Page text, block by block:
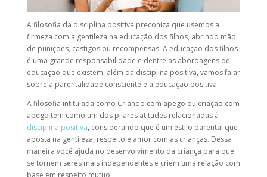
A filosofia da disciplina positiva preconiza que usemos a
firmeza com a gentileza na educação dos filhos, abrindo mão
de punições, castigos ou recompensas. A educação dos filhos
é uma grande responsabilidade e dentre as abordagens de
educação que existem, além da disciplina positiva, vamos falar
sobre a parentalidade consciente e a educação positiva.
A filosofia intitulada como Criando com apego ou criação com
apego tem como um dos pilares atitudes relacionadas à
disciplina positiva, considerando que é um estilo parental que
aposta na gentileza, respeito e amor com as crianças. Dessa
maneira você ajuda no desenvolvimento da criança para que
se tornem seres mais independentes e criem uma relação com
base em respeito mútuo.